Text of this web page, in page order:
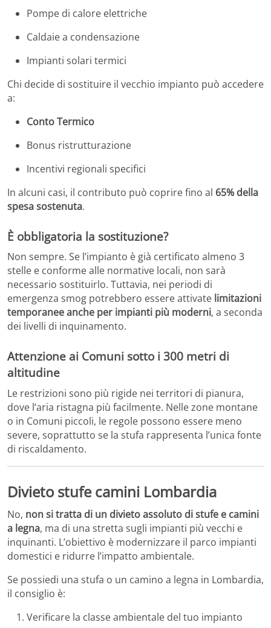
Pompe di calore elettriche
Caldaie a condensazione
Impianti solari termici
Chi decide di sostituire il vecchio impianto può accedere
a:
Conto Termico
Bonus ristrutturazione
Incentivi regionali specifici
In alcuni casi, il contributo può coprire fino al 65% della
spesa sostenuta.
È obbligatoria la sostituzione?
Non sempre. Se l’impianto è già certificato almeno 3
stelle e conforme alle normative locali, non sarà
necessario sostituirlo. Tuttavia, nei periodi di
emergenza smog potrebbero essere attivate limitazioni
temporanee anche per impianti più moderni, a seconda
dei livelli di inquinamento.
Attenzione ai Comuni sotto i 300 metri di
altitudine
Le restrizioni sono più rigide nei territori di pianura,
dove l’aria ristagna più facilmente. Nelle zone montane
o in Comuni piccoli, le regole possono essere meno
severe, soprattutto se la stufa rappresenta l’unica fonte
di riscaldamento.
Divieto stufe camini Lombardia
No, non si tratta di un divieto assoluto di stufe e camini
a legna, ma di una stretta sugli impianti più vecchi e
inquinanti. L’obiettivo è modernizzare il parco impianti
domestici e ridurre l’impatto ambientale.
Se possiedi una stufa o un camino a legna in Lombardia,
il consiglio è:
Verificare la classe ambientale del tuo impianto